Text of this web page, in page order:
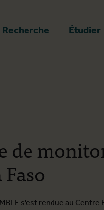
Recherche Étudier
de
s'est rendue au